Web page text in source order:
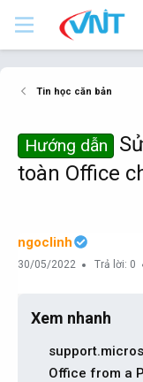
Tin học căn bản
Hướng dẫn
toàn Office
ngoclinh
30/05/2022 Trả lời: 0
Xem nhanh
Office from a